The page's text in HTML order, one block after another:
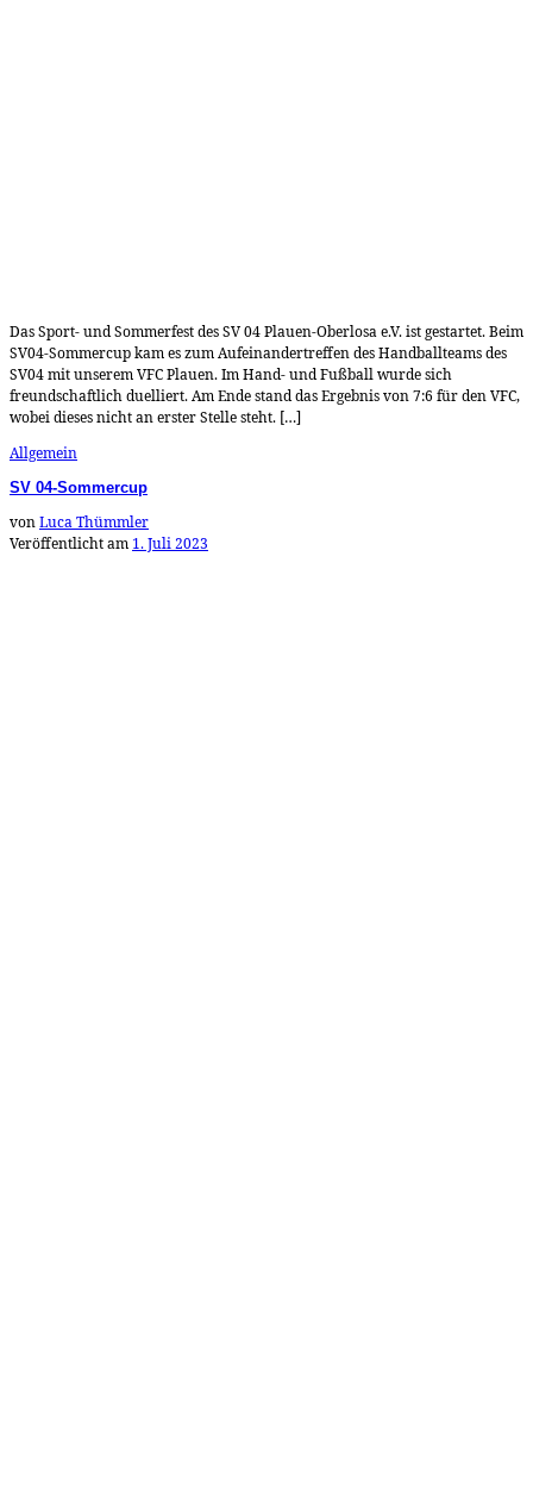
Das Sport- und Sommerfest des SV 04 Plauen-Oberlosa e.V. ist gestartet. Beim
SV04-Sommercup kam es zum Aufeinandertreffen des Handballteams des
SV04 mit unserem VFC Plauen. Im Hand- und Fußball wurde sich
freundschaftlich duelliert. Am Ende stand das Ergebnis von 7:6 für den VFC,
wobei dieses nicht an erster Stelle steht. […]
Allgemein
SV 04-Sommercup
vonLuca Thümmler
Veröffentlicht am 1. Juli 2023